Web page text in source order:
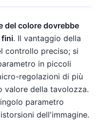
del colore dovrebbe
fini. Il vantaggio della
controllo preciso; si
in piccoli
regolazioni di più
valore della tavolozza.
parametro
dell'immagine.